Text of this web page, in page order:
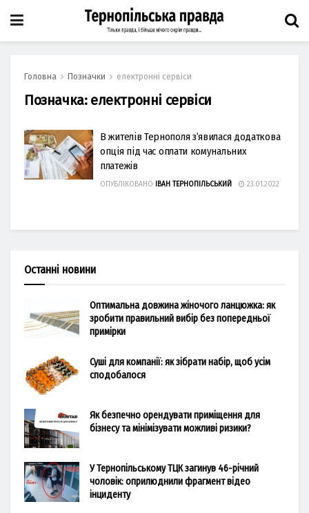
Головна Позначки електронні сервіси
Позначка: електронні сервіси
В жителів Тернополя з’явилася додаткова
опція під час оплати комунальних
платежів
ОПУБЛІКОВАНО ІВАН ТЕРНОПІЛЬСЬКИЙ 23.01.2022
Останні новини
Оптимальна довжина жіночого ланцюжка: як
зробити правильний вибір без попередньої
примірки
Суші для компанії: як зібрати набір, щоб усім
сподобалося
Як безпечно орендувати приміщення для
бізнесу та мінімізувати можливі ризики?
У Тернопільському ТЦК загинув 46-річний
чоловік: оприлюднили фрагмент відео
інциденту